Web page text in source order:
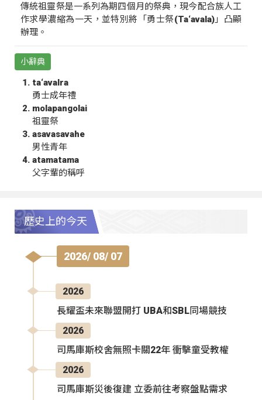
傳統祖靈祭是一系列為期四個月的祭典，現今配合族人工
作求學濃縮為一天，並特別將「勇士祭(Ta‘avala)」凸顯
辦理。
小辭典
ta‘avalra
勇士成年禮
molapangolai
祖靈祭
asavasavahe
男性青年
atamatama
父字輩的稱呼
歷史上的今天
2026/ 08/ 07
2026
長耀盃未來聯盟開打 UBA和SBL同場競技
2026
司馬庫斯校舍無照卡關22年 衝擊童受教權
2026
司馬庫斯災後復建 立委前往考察盤點需求